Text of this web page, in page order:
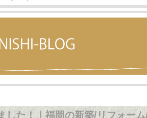
した！｜福岡の新築/リフォー